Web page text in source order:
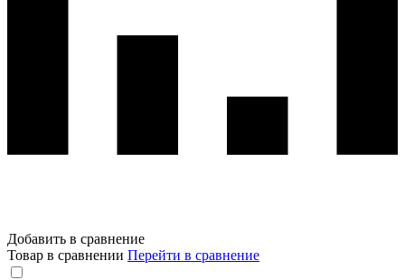
Добавить в сравнение
Товар в сравнении Перейти в сравнение